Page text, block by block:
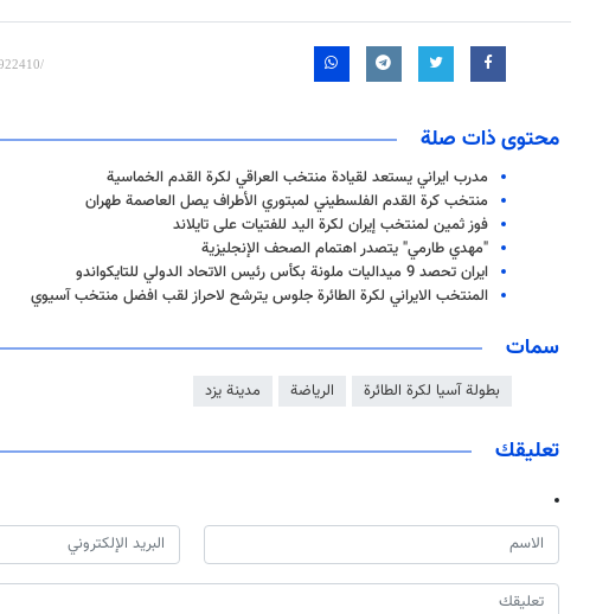
محتوى ذات صلة
مدرب ايراني يستعد لقيادة منتخب العراقي لكرة القدم الخماسية
منتخب كرة القدم الفلسطيني لمبتوري الأطراف يصل العاصمة طهران
فوز ثمین لمنتخب إيران لكرة اليد للفتيات على تايلاند
"مهدي طارمي" يتصدر اهتمام الصحف الإنجليزية
ايران تحصد 9 ميداليات ملونة بكأس رئيس الاتحاد الدولي للتايكواندو
المنتخب الايراني لكرة الطائرة جلوس يترشح لاحراز لقب افضل منتخب آسيوي
سمات
بطولة آسيا لكرة الطائرة الرياضة مدينة يزد
تعليقك